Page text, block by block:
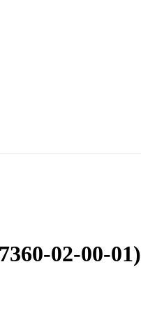
02-00-01)